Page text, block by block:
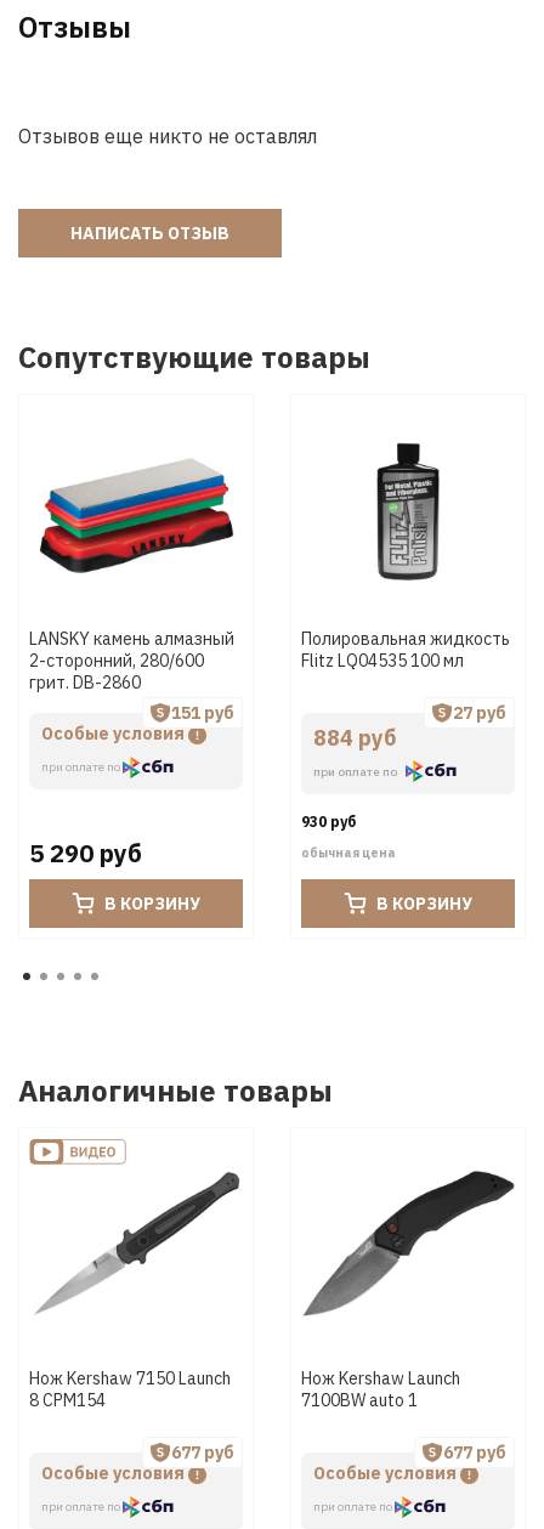
Отзывы
Отзывов еще никто не оставлял
НАПИСАТЬ ОТЗЫВ
Сопутствующие товары
LANSKY камень алмазный
2-сторонний, 280/600
грит. DB-2860
Особые условия
при оплате по
151 руб
5 290 руб
В КОРЗИНУ
Полировальная жидкость
Flitz LQ04535 100 мл
884 руб
при оплате по
27 руб
930 руб
обычная цена
В КОРЗИНУ
Аналогичные товары
Нож Kershaw 7150 Launch
8 CPM154
Особые условия
при оплате по
677 руб
Нож Kershaw Launch
7100BW auto 1
Особые условия
при оплате по
677 руб